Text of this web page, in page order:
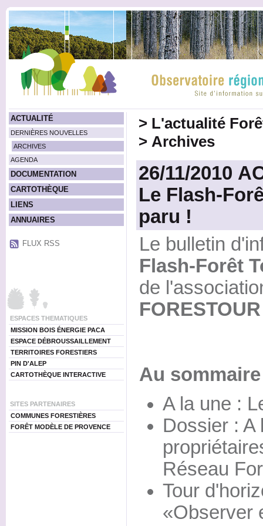
ACTUALITÉ
DERNIÈRES NOUVELLES
ARCHIVES
AGENDA
DOCUMENTATION
CARTOTHÈQUE
LIENS
ANNUAIRES
FLUX RSS
ESPACES THEMATIQUES
MISSION BOIS ÉNERGIE PACA
ESPACE DÉBROUSSAILLEMENT
TERRITOIRES FORESTIERS
PIN D'ALEP
CARTOTHÈQUE INTERACTIVE
SITES PARTENAIRES
COMMUNES FORESTIÈRES
FORÊT MODÈLE DE PROVENCE
> L'actualité
> Archives
26/11/2010
Le Flash-
paru !
Le bulletin
Flash-Forêt
de
FORESTOUR
Au
A la une :
Dossier : A
Réseau
Tour
«Observer